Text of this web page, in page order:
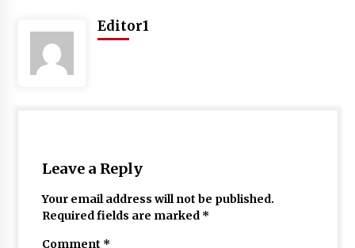
Thought Of The Day 10 May
May 10, 2022
Editor1
Leave a Reply
Your email address will not be published.
Required fields are marked *
Comment *